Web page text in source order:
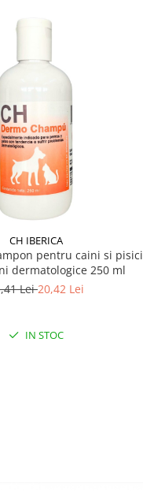
CH IBERICA
pentru caini si pisici
dermatologice 250 ml
Lei20,42 Lei
IN STOC